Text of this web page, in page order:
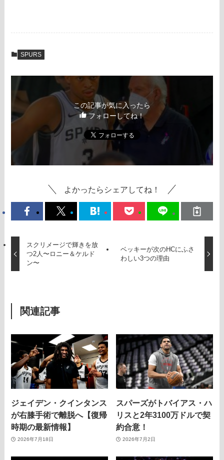
SPURS
この記事が気に入ったら
フォローしてね！
よかったらシェアしてね！
スクリメージで輝きを放
つ2人〜ロニー＆ケルド
ン〜
ベッキーが次のHCにふさ
わしい3つの理由
関連記事
ジェイデン・クインタンス
が右膝手術で離脱へ【復帰
時期の最新情報】
2026年7月18日
スパーズがトバイアス・ハ
リスと2年3100万ドルで契
約合意！
2026年7月2日